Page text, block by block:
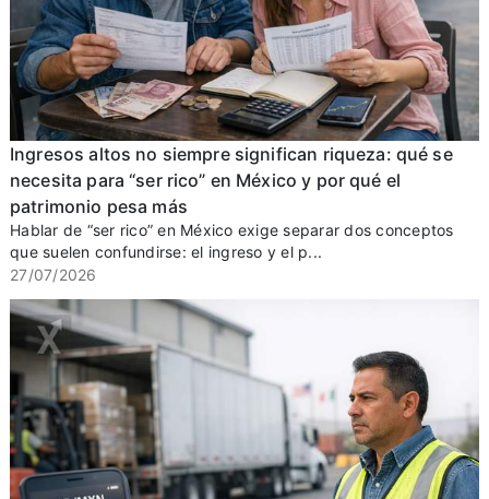
Ingresos altos no siempre significan riqueza: qué se
necesita para “ser rico” en México y por qué el
patrimonio pesa más
Hablar de “ser rico” en México exige separar dos conceptos
que suelen confundirse: el ingreso y el p...
27/07/2026